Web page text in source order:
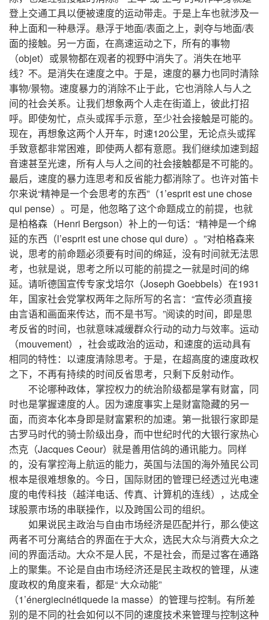
登上交通工具以便被速度的运动带走。于是上车也就涉及一
种上面和一种悬浮。悬浮于地面/表面之上，剥夺与地面/表
面的接触。另一方面，在高速运动之下，所有的事物
（objet）或景物都在观者的视野中消失了。消失在地平
线？不。是消失在速度之中。于是，速度的暴力也同时清除
事物/景物。速度暴力的消除不止于此，它也消除人与人之
间的社会关系。让我们想象两个人走在街道上，彼此打招
呼。即使匆忙，点头或挥手示意，至少社会接触是可能的。
现在，再想象这两个人开车，时速120公里，无论点头或挥
手致意都非常困难，即使两人都有意愿。我们继续加速到超
音速甚至光速，所有人与人之间的社会接触都是不可能的。
最后，速度的暴力连思考和反省能力都消除了。也许对笛卡
尔来说“精神是一个会思考的东西”（1’esprit est une chose
qui pense）。可是，他忽略了这个命题成立的前提，也就
是柏格森（Henri Bergson）补上的一句话：“精神是一个绵
延的东西（l’esprit est une chose qui dure）。”对柏格森来
说，思考的前命题必须要有时间的绵延，没有时间就无法思
考，也就是说，思考之所以可能的前提之一就是时间的绵
延。请听德国宣传专家戈培尔（Joseph Goebbels）在1931
年，国家社会党掌权两年之际所写的名言：“宣传必须直接
由言语和画面来传达，而不是书写。”阅读的时间，即是思
考反省的时间，也就意味减缓群众行动的动力与效率。运动
（mouvement），社会或政治的运动，和速度的运动具有
相同的特性：以速度清除思考。于是，在超高度的速度政权
之下，不再有持续的时间反省思考，只剩下反射动作。
不论哪种政体，掌控权力的统治阶级都是掌有财富，同
时也是掌握速度的人。因为速度事实上是财富隐藏的另一
面，而资本化本身即是财富累积的加速。第一批银行家即是
古罗马时代的骑士阶级出身，而中世纪时代的大银行家热心
杰克（Jacques Ceour）就是善用信鸽的通讯能力。同样
的，没有掌控海上航运的能力，英国与法国的海外殖民公司
根本是很难想象的。今日，国际财团的管理已经透过光电速
度的电传科技（越洋电话、传真、计算机的连线），达成全
球股票市场的串联操作，以及跨国公司的组织。
如果说民主政治与自由市场经济是匹配并行，那么使这
两者不可分离结合的界面在于大众，选民大众与消费大众之
间的界面活动。大众不是人民，不是社会，而是过客在通路
上的聚集。不论是自由市场经济还是民主政权的管理，从速
度政权的角度来看，都是“ 大众动能”
（1’énergiecinétiquede la masse）的管理与控制。有所差
别的是不同的社会如何以不同的速度技术来管理与控制这种